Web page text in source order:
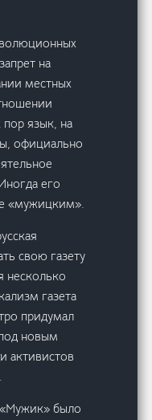
на
местных
пор язык, на
официально
его
«мужицким».
свою газету
несколько
газета
придумал
новым
активистов
было